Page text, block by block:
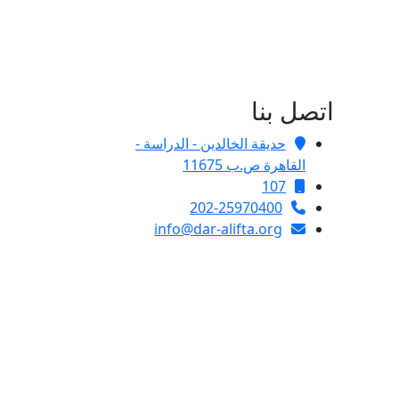
اتصل بنا
حديقة الخالدين - الدراسة -
القاهرة ص.ب 11675
107
202-25970400
info@dar-alifta.org